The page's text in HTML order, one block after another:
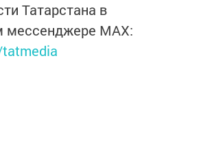
Татарстана в
мессенджере MАХ: